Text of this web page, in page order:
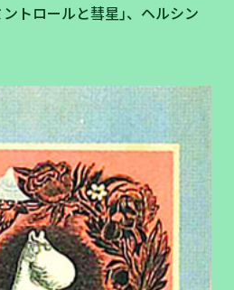
トロールと彗星｣、ヘルシン